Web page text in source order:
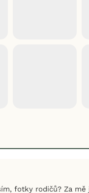
fotky rodičů? Za